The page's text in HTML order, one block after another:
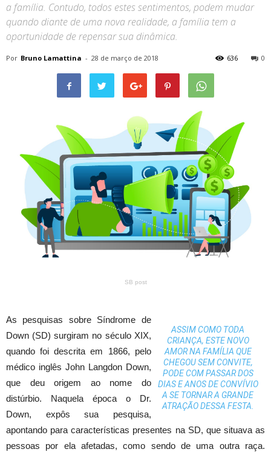
a família. Contudo, todos estes sentimentos, podem mudar
quando diante de uma nova realidade, a família tem a
oportunidade de repensar sua dinâmica.
Por Bruno Lamattina - 28 de março de 2018 0
636
SB post
ASSIM COMO TODA
CRIANÇA, ESTE NOVO
AMOR NA FAMÍLIA QUE
CHEGOU SEM CONVITE,
PODE COM PASSAR DOS
DIAS E ANOS DE CONVÍVIO
A SE TORNAR A GRANDE
ATRAÇÃO DESSA FESTA.
As pesquisas sobre Síndrome de
Down (SD) surgiram no século XIX,
quando foi descrita em 1866, pelo
médico inglês John Langdon Down,
que deu origem ao nome do
distúrbio. Naquela época o Dr.
Down, expôs sua pesquisa,
apontando para características presentes na SD, que situava as
pessoas por ela afetadas, como sendo de uma outra raça.